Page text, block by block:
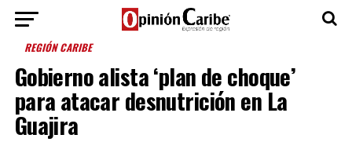
REGIÓN CARIBE
Gobierno alista ‘plan de choque’
para atacar desnutrición en La
Guajira